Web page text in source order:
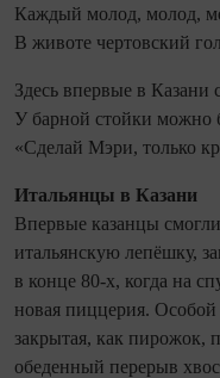
Каждый молод, молод,
В животе чертовский
Здесь впервые в Казани
У барной стойки можно
«Сделай Мэри, только
Итальянцы в Казани
Впервые казанцы
итальянскую лепёшку,
в конце 80-х, когда на
новая пиццерия. Особой
закрытая, как
обеденный перерыв